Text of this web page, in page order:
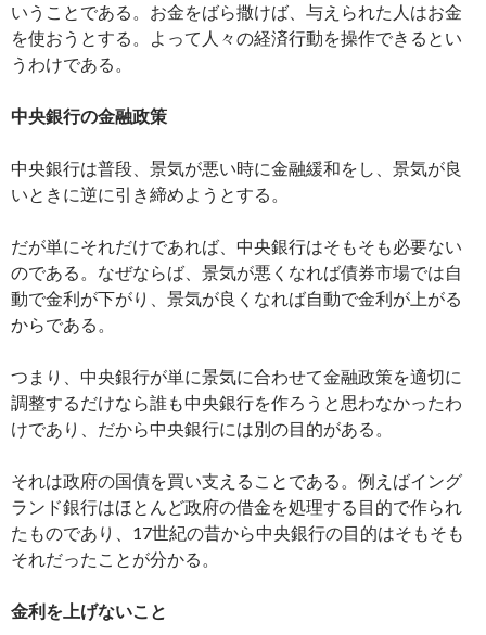
いうことである。お金をばら撒けば、与えられた人はお金
を使おうとする。よって人々の経済行動を操作できるとい
うわけである。
中央銀行の金融政策
中央銀行は普段、景気が悪い時に金融緩和をし、景気が良
いときに逆に引き締めようとする。
だが単にそれだけであれば、中央銀行はそもそも必要ない
のである。なぜならば、景気が悪くなれば債券市場では自
動で金利が下がり、景気が良くなれば自動で金利が上がる
からである。
つまり、中央銀行が単に景気に合わせて金融政策を適切に
調整するだけなら誰も中央銀行を作ろうと思わなかったわ
けであり、だから中央銀行には別の目的がある。
それは政府の国債を買い支えることである。例えばイング
ランド銀行はほとんど政府の借金を処理する目的で作られ
たものであり、17世紀の昔から中央銀行の目的はそもそも
それだったことが分かる。
金利を上げないこと